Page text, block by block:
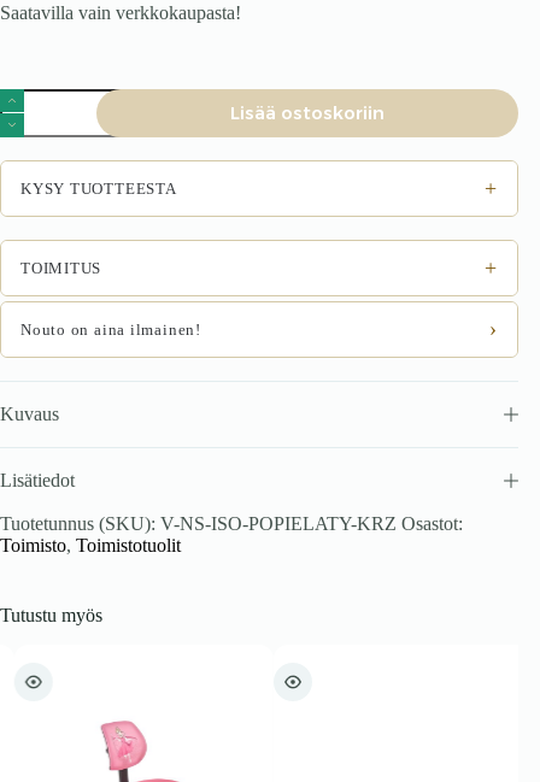
Saatavilla vain verkkokaupasta!
Toimistotuoli
ISMERO
C-
73
määrä
Lisää ostoskoriin
KYSY TUOTTEESTA +
TOIMITUS +
Nouto on aina ilmainen! ›
Kuvaus
Lisätiedot
Tuotetunnus (SKU): V-NS-ISO-POPIELATY-KRZ Osastot:
Toimisto, Toimistotuolit
Tutustu myös